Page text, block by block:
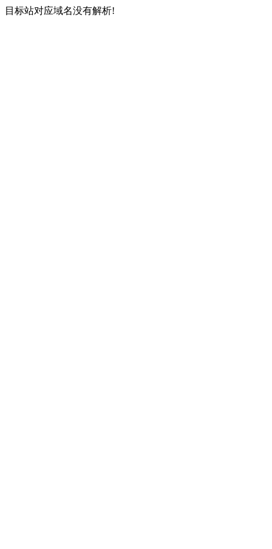
目标站对应域名没有解析!